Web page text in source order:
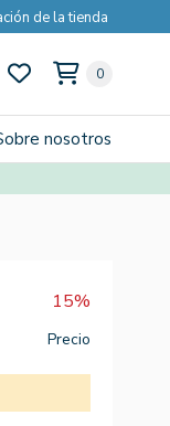
de la tienda
0
nosotros
15%
Precio